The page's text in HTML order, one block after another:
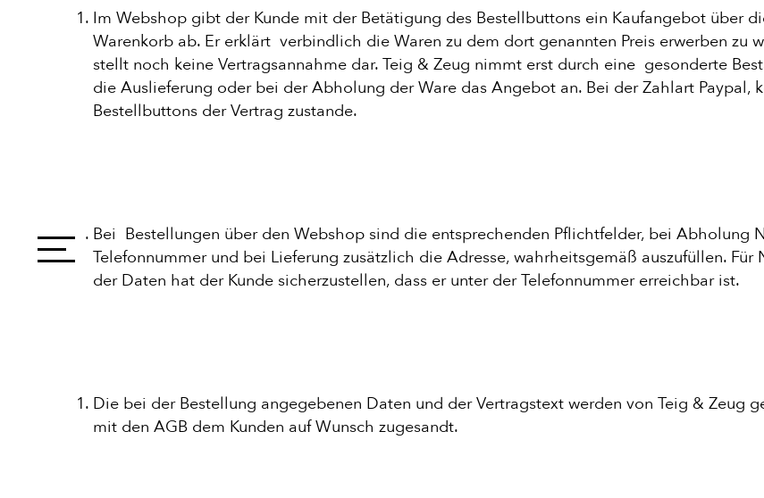
BURGER
VEGI/VEGAN
SALAT
SNACKS
DESSERT
Im Webshop gibt der Kunde mit der Betätigung des Bestellbuttons ein Kaufangebot über
Warenkorb ab. Er erklärt verbindlich die Waren zu dem dort genannten Preis erwerben zu
stellt noch keine Vertragsannahme dar. Teig & Zeug nimmt erst durch eine gesonderte
die Auslieferung oder bei der Abholung der Ware das Angebot an. Bei der Zahlart Paypal,
Bestellbuttons der Vertrag zustande.
Bei Bestellungen über den Webshop sind die entsprechenden Pflichtfelder, bei Abholung
Telefonnummer und bei Lieferung zusätzlich die Adresse, wahrheitsgemäß auszufüllen.
der Daten hat der Kunde sicherzustellen, dass er unter der Telefonnummer erreichbar ist.
Die bei der Bestellung angegebenen Daten und der Vertragstext werden von Teig & Zeug
mit den AGB dem Kunden auf Wunsch zugesandt.